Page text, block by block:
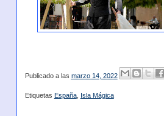
Publicado a las marzo 14, 2022
Etiquetas España, Isla Mágica